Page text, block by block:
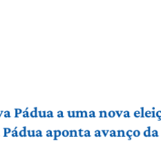
Pádua a uma nova
aponta avanço